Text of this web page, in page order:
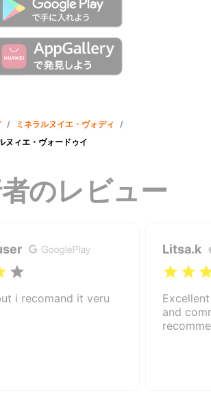
/ ミネラルヌイエ・ヴォディ
/
ヌィエ・ヴォードゥイ
のレビュー
i recomand it veru
Litsa.k
and